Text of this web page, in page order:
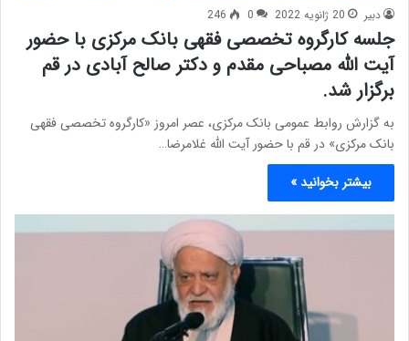
دبیر 20 ژانویه 2022 0
246
جلسه کارگروه تخصصی فقهی بانک مرکزی با حضور
آیت الله مصباحی مقدم و دکتر صالح آبادی در قم
برگزار شد.
به گزارش روابط عمومی بانک مرکزی، عصر امروز «کارگروه تخصصی فقهی
بانک مرکزی» در قم با حضور آیت الله غلامرضا…
بیشتر بخوانید »